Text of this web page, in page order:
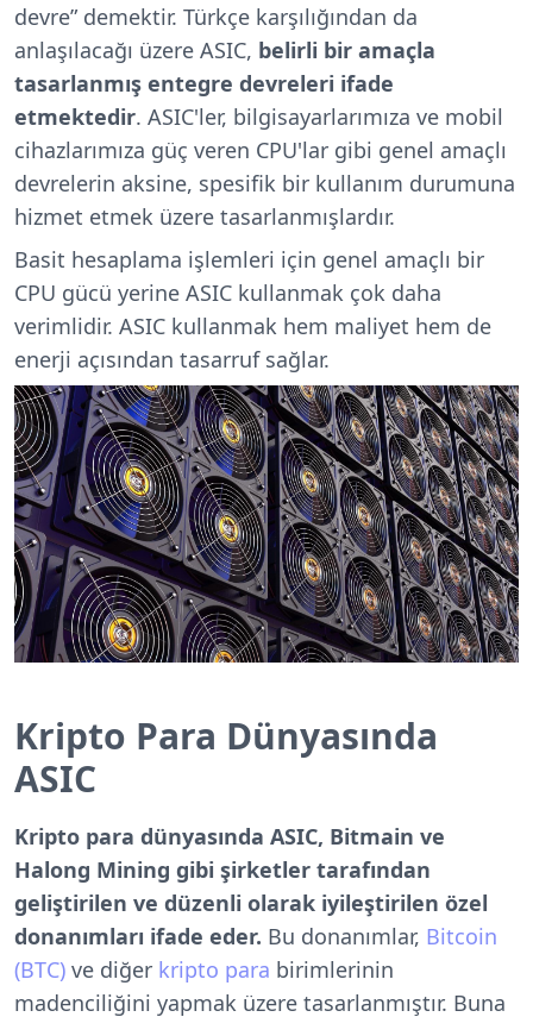
devre” demektir. Türkçe karşılığından da
anlaşılacağı üzere ASIC, belirli bir amaçla
tasarlanmış entegre devreleri ifade
etmektedir. ASIC'ler, bilgisayarlarımıza ve mobil
cihazlarımıza güç veren CPU'lar gibi genel amaçlı
devrelerin aksine, spesifik bir kullanım durumuna
hizmet etmek üzere tasarlanmışlardır.
Basit hesaplama işlemleri için genel amaçlı bir
CPU gücü yerine ASIC kullanmak çok daha
verimlidir. ASIC kullanmak hem maliyet hem de
enerji açısından tasarruf sağlar.
Kripto Para Dünyasında
ASIC
Kripto para dünyasında ASIC, Bitmain ve
Halong Mining gibi şirketler tarafından
geliştirilen ve düzenli olarak iyileştirilen özel
donanımları ifade eder. Bu donanımlar, Bitcoin
(BTC) ve diğer kripto para birimlerinin
madenciliğini yapmak üzere tasarlanmıştır. Buna